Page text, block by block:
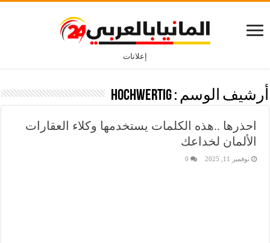
إعلانات
أرشيف الوسم :Hochwertig
احذرها ..هذه الكلمات يستخدمها وكلاء العقارات
الألمان لخداعك
نوفمبر 11, 2025 0